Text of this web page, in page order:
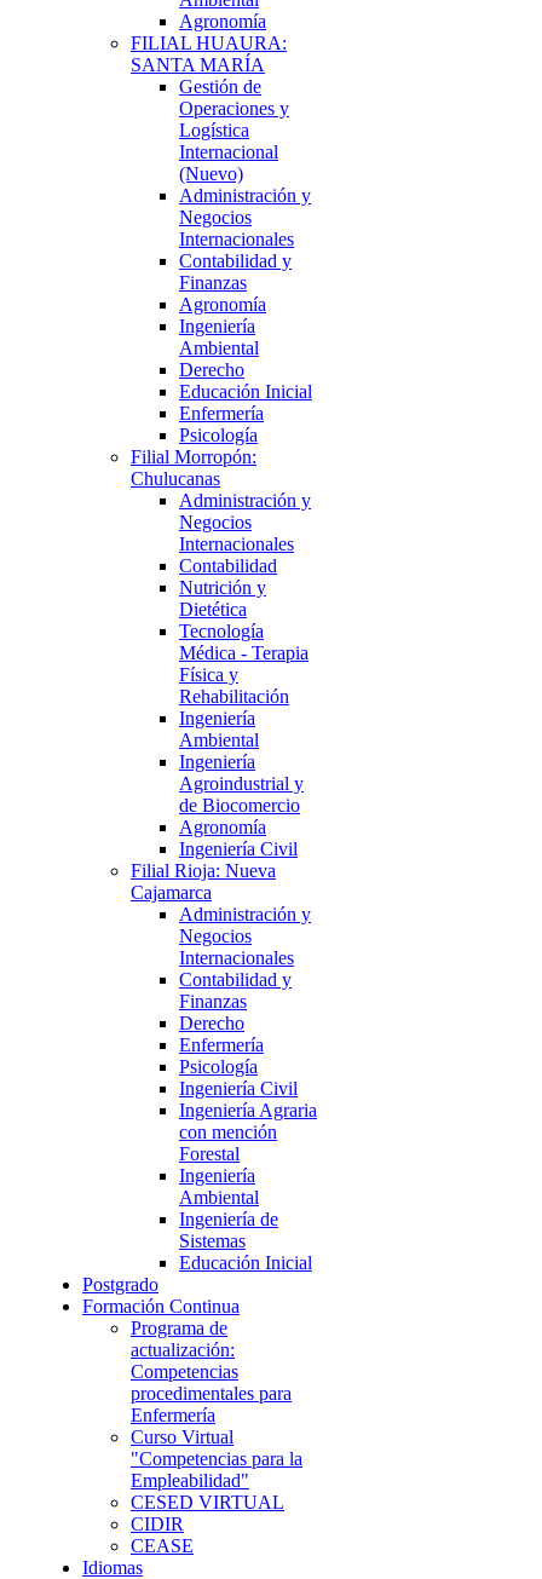
Agronomía
FILIAL HUAURA:
SANTA MARÍA
Gestión de
Operaciones y
Logística
Internacional
(Nuevo)
Administración y
Negocios
Internacionales
Contabilidad y
Finanzas
Agronomía
Ingeniería
Ambiental
Derecho
Educación Inicial
Enfermería
Psicología
Filial Morropón:
Chulucanas
Administración y
Negocios
Internacionales
Contabilidad
Nutrición y
Dietética
Tecnología
Médica - Terapia
Física y
Rehabilitación
Ingeniería
Ambiental
Ingeniería
Agroindustrial y
de Biocomercio
Agronomía
Ingeniería Civil
Filial Rioja: Nueva
Cajamarca
Administración y
Negocios
Internacionales
Contabilidad y
Finanzas
Derecho
Enfermería
Psicología
Ingeniería Civil
Ingeniería Agraria
con mención
Forestal
Ingeniería
Ambiental
Ingeniería de
Sistemas
Educación Inicial
Postgrado
Formación Continua
Programa de
actualización:
Competencias
procedimentales para
Enfermería
Curso Virtual
"Competencias para la
Empleabilidad"
CESED VIRTUAL
CIDIR
CEASE
Idiomas